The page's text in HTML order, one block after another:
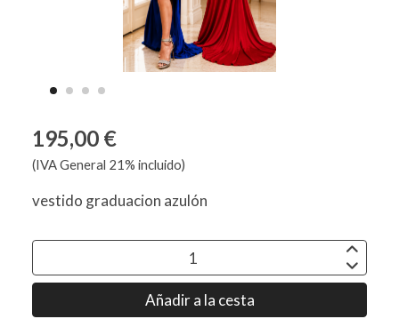
195,00 €
(IVA General 21% incluido)
vestido graduacion azulón
Añadir a la cesta